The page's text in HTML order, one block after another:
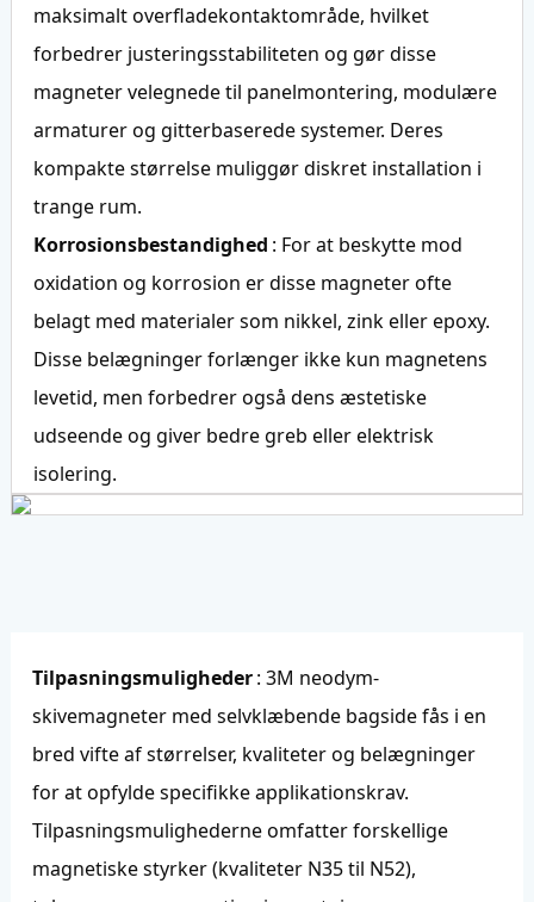
maksimalt overfladekontaktområde, hvilket
forbedrer justeringsstabiliteten og gør disse
magneter velegnede til panelmontering, modulære
armaturer og gitterbaserede systemer. Deres
kompakte størrelse muliggør diskret installation i
trange rum.
Korrosionsbestandighed : For at beskytte mod
oxidation og korrosion er disse magneter ofte
belagt med materialer som nikkel, zink eller epoxy.
Disse belægninger forlænger ikke kun magnetens
levetid, men forbedrer også dens æstetiske
udseende og giver bedre greb eller elektrisk
isolering.
Tilpasningsmuligheder: 3M neodym-
skivemagneter med selvklæbende bagside fås i en
bred vifte af størrelser, kvaliteter og belægninger
for at opfylde specifikke applikationskrav.
Tilpasningsmulighederne omfatter forskellige
magnetiske styrker (kvaliteter N35 til N52),